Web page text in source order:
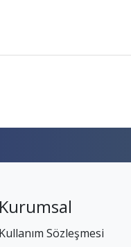
Kurumsal
Kullanım Sözleşmesi